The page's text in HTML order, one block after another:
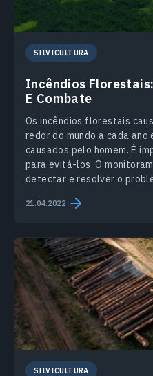
SILVICULTURA
Incêndios
E Combate
Os incêndios florestais
redor do mundo a cada
causados pelo homem. É
para evitá-los. O
detectar e resolver o
21.04.2022
SILVICULTURA